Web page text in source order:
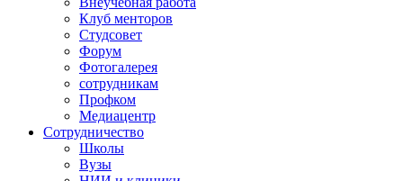
Клуб менторов
Студсовет
Форум
Фотогалерея
сотрудникам
Профком
Медиацентр
Сотрудничество
Школы
Вузы